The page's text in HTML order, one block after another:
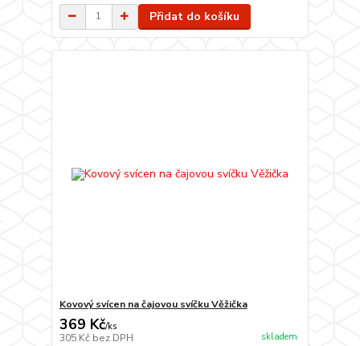
Přidat do košíku
Kovový svícen na čajovou svíčku Věžička
369 Kč/ks
305 Kč bez DPH skladem